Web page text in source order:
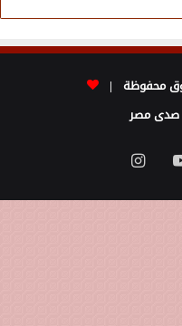
صدى مصر
يوتيوبانستقرام